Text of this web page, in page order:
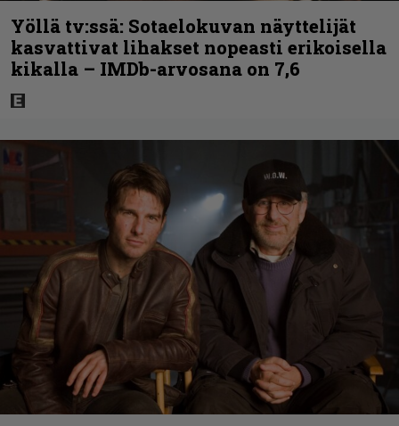
Yöllä tv:ssä: Sotaelokuvan näyttelijät
kasvattivat lihakset nopeasti erikoisella
kikalla – IMDb-arvosana on 7,6